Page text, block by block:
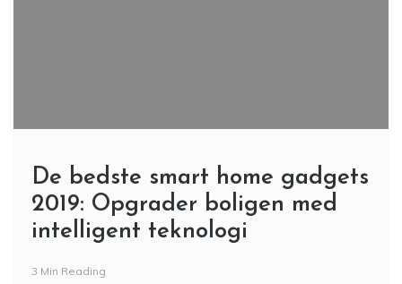
De bedste smart home gadgets
2019: Opgrader boligen med
intelligent teknologi
3 Min Reading